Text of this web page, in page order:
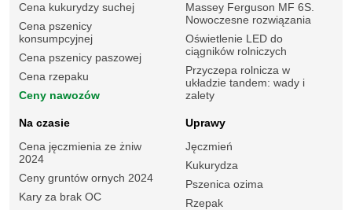
Cena kukurydzy suchej
Cena pszenicy
konsumpcyjnej
Cena pszenicy paszowej
Cena rzepaku
Ceny nawozów
Massey Ferguson MF 6S.
Nowoczesne rozwiązania
Oświetlenie LED do
ciągników rolniczych
Przyczepa rolnicza w
układzie tandem: wady i
zalety
Na czasie
Cena jęczmienia ze żniw
2024
Ceny gruntów ornych 2024
Kary za brak OC
Uprawy
Jęczmień
Kukurydza
Pszenica ozima
Rzepak